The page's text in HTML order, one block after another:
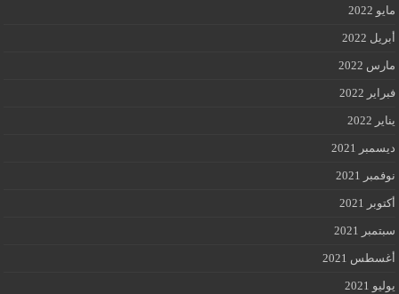
مايو 2022
أبريل 2022
مارس 2022
فبراير 2022
يناير 2022
ديسمبر 2021
نوفمبر 2021
أكتوبر 2021
سبتمبر 2021
أغسطس 2021
يوليو 2021